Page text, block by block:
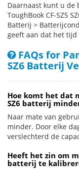
Daarnaast kunt u de
ToughBook CF-SZ5
Batterij >
geeft aan dat het
FAQs for
SZ6 Batterij
Hoe komt het dat
SZ6 batterij
Naar mate van
minder. Door elke
verslechterd de
Heeft het zin om
batterij te